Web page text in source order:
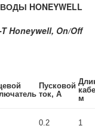
HONEYWELL
Honeywell, On/Off
Пусковой
ток, А
м
0.2 1